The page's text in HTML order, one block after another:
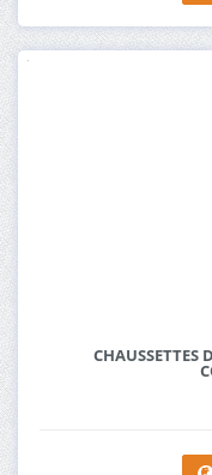
CHAUSSETTES